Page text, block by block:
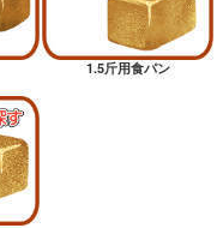
1.5斤用食パン